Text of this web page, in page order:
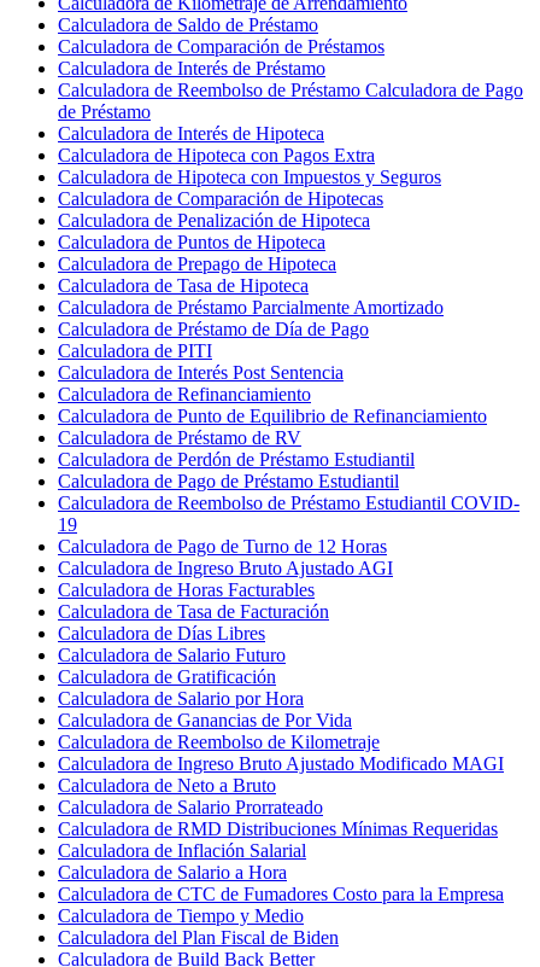
Calculadora de Saldo de Préstamo
Calculadora de Comparación de Préstamos
Calculadora de Interés de Préstamo
Calculadora de Reembolso de Préstamo Calculadora de Pago
de Préstamo
Calculadora de Interés de Hipoteca
Calculadora de Hipoteca con Pagos Extra
Calculadora de Hipoteca con Impuestos y Seguros
Calculadora de Comparación de Hipotecas
Calculadora de Penalización de Hipoteca
Calculadora de Puntos de Hipoteca
Calculadora de Prepago de Hipoteca
Calculadora de Tasa de Hipoteca
Calculadora de Préstamo Parcialmente Amortizado
Calculadora de Préstamo de Día de Pago
Calculadora de PITI
Calculadora de Interés Post Sentencia
Calculadora de Refinanciamiento
Calculadora de Punto de Equilibrio de Refinanciamiento
Calculadora de Préstamo de RV
Calculadora de Perdón de Préstamo Estudiantil
Calculadora de Pago de Préstamo Estudiantil
Calculadora de Reembolso de Préstamo Estudiantil COVID-
19
Calculadora de Pago de Turno de 12 Horas
Calculadora de Ingreso Bruto Ajustado AGI
Calculadora de Horas Facturables
Calculadora de Tasa de Facturación
Calculadora de Días Libres
Calculadora de Salario Futuro
Calculadora de Gratificación
Calculadora de Salario por Hora
Calculadora de Ganancias de Por Vida
Calculadora de Reembolso de Kilometraje
Calculadora de Ingreso Bruto Ajustado Modificado MAGI
Calculadora de Neto a Bruto
Calculadora de Salario Prorrateado
Calculadora de RMD Distribuciones Mínimas Requeridas
Calculadora de Inflación Salarial
Calculadora de Salario a Hora
Calculadora de CTC de Fumadores Costo para la Empresa
Calculadora de Tiempo y Medio
Calculadora del Plan Fiscal de Biden
Calculadora de Build Back Better